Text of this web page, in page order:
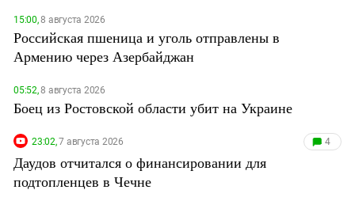
15:00,8 августа 2026
Российская пшеница и уголь отправлены в
Армению через Азербайджан
05:52,8 августа 2026
Боец из Ростовской области убит на Украине
23:02,7 августа 2026 4
Даудов отчитался о финансировании для
подтопленцев в Чечне